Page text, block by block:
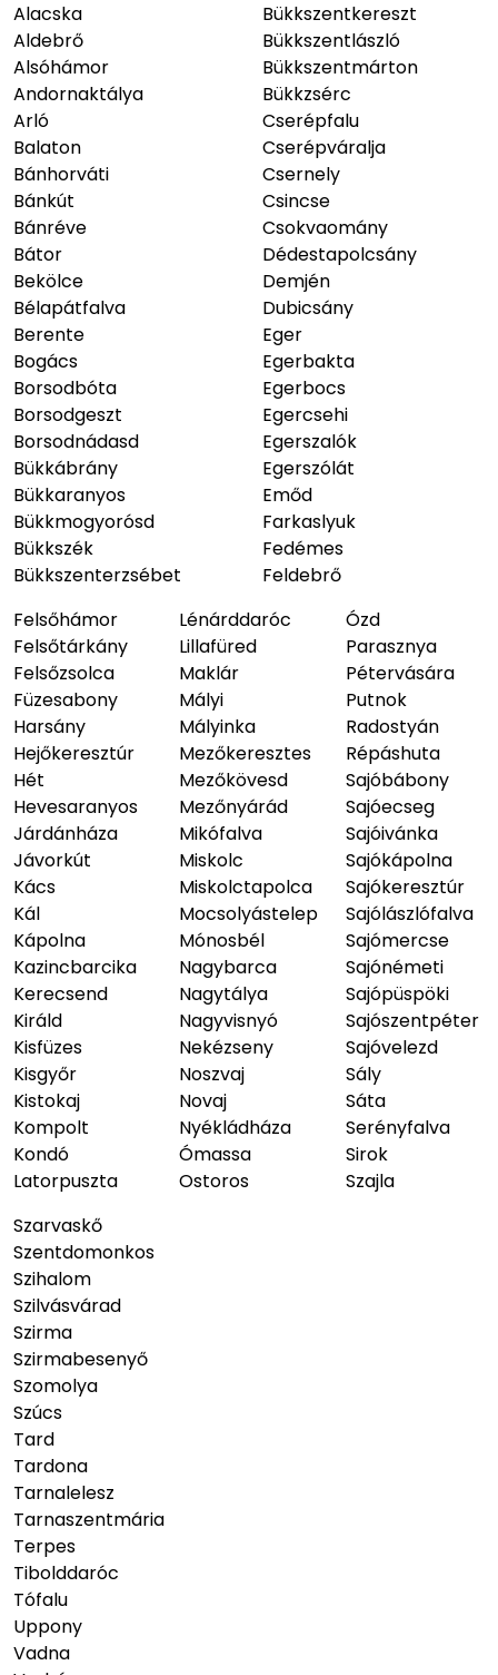
Alacska
Aldebrő
Alsóhámor
Andornaktálya
Arló
Balaton
Bánhorváti
Bánkút
Bánréve
Bátor
Bekölce
Bélapátfalva
Berente
Bogács
Borsodbóta
Borsodgeszt
Borsodnádasd
Bükkábrány
Bükkaranyos
Bükkmogyorósd
Bükkszék
Bükkszenterzsébet
Bükkszentkereszt
Bükkszentlászló
Bükkszentmárton
Bükkzsérc
Cserépfalu
Cserépváralja
Csernely
Csincse
Csokvaomány
Dédestapolcsány
Demjén
Dubicsány
Eger
Egerbakta
Egerbocs
Egercsehi
Egerszalók
Egerszólát
Emőd
Farkaslyuk
Fedémes
Feldebrő
Felsőhámor
Felsőtárkány
Felsőzsolca
Füzesabony
Harsány
Hejőkeresztúr
Hét
Hevesaranyos
Járdánháza
Jávorkút
Kács
Kál
Kápolna
Kazincbarcika
Kerecsend
Királd
Kisfüzes
Kisgyőr
Kistokaj
Kompolt
Kondó
Latorpuszta
Lénárddaróc
Lillafüred
Maklár
Mályi
Mályinka
Mezőkeresztes
Mezőkövesd
Mezőnyárád
Mikófalva
Miskolc
Miskolctapolca
Mocsolyástelep
Mónosbél
Nagybarca
Nagytálya
Nagyvisnyó
Nekézseny
Noszvaj
Novaj
Nyékládháza
Ómassa
Ostoros
Ózd
Parasznya
Pétervására
Putnok
Radostyán
Répáshuta
Sajóbábony
Sajóecseg
Sajóivánka
Sajókápolna
Sajókeresztúr
Sajólászlófalva
Sajómercse
Sajónémeti
Sajópüspöki
Sajószentpéter
Sajóvelezd
Sály
Sáta
Serényfalva
Sirok
Szajla
Szarvaskő
Szentdomonkos
Szihalom
Szilvásvárad
Szirma
Szirmabesenyő
Szomolya
Szúcs
Tard
Tardona
Tarnalelesz
Tarnaszentmária
Terpes
Tibolddaróc
Tófalu
Uppony
Vadna